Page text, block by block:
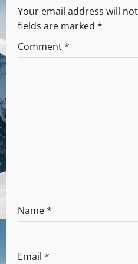
Your email address will
fields are marked *
Comment*
Name*
Email *